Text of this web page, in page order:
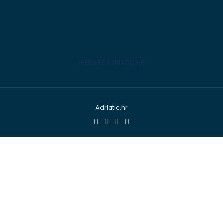
WEBSITE ADRIATIC.HR
Adriatic.hr